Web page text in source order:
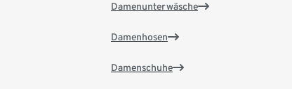
Damenunterwäsche
Damenhosen
Damenschuhe